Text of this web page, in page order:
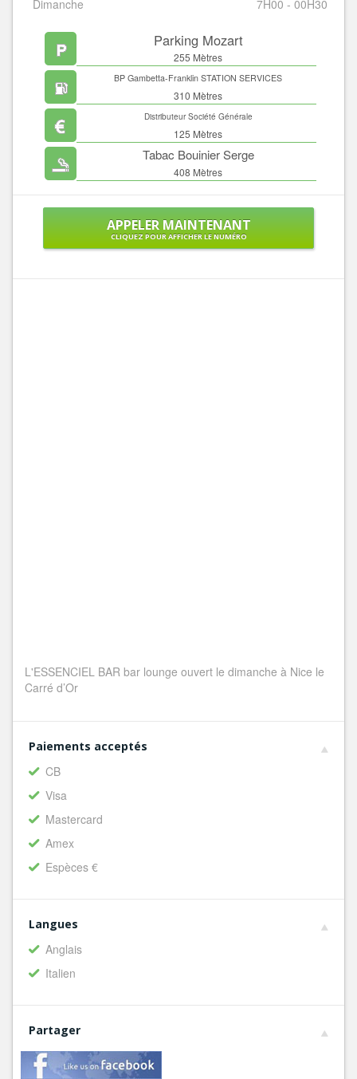
Dimanche 7H00 - 00H30
Parking Mozart
255 Mètres
BP Gambetta-Franklin STATION SERVICES
310 Mètres
Distributeur Société Générale
125 Mètres
Tabac Bouinier Serge
408 Mètres
APPELER MAINTENANT
CLIQUEZ POUR AFFICHER LE NUMÉRO
L'ESSENCIEL BAR bar lounge ouvert le dimanche à Nice le
Carré d’Or
Paiements acceptés
CB
Visa
Mastercard
Amex
Espèces €
Langues
Anglais
Italien
Partager